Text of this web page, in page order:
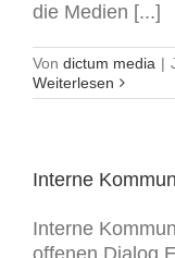
die Medien [...]
Von dictum media |
Weiterlesen
Interne
Interne
offenen Dialog